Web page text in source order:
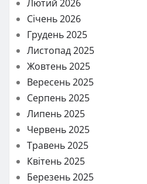
Лютий 2026
Січень 2026
Грудень 2025
Листопад 2025
Жовтень 2025
Вересень 2025
Серпень 2025
Липень 2025
Червень 2025
Травень 2025
Квітень 2025
Березень 2025